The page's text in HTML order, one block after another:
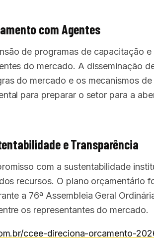
com Agentes
de programas de capacitação e
do mercado. A disseminação
do mercado e os mecanismos de
para preparar o setor para a
e Transparência
com a sustentabilidade
recursos. O plano orçamentário
a 76ª Assembleia Geral
os representantes do mercado.
ccee-direciona-orcamento-